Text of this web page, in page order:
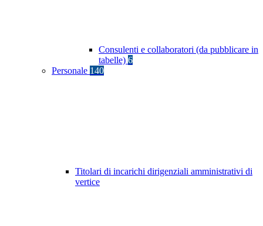
Consulenti e collaboratori (da pubblicare in
tabelle) 6
Personale 140
Titolari di incarichi dirigenziali amministrativi di
vertice